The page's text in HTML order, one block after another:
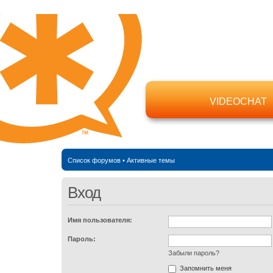
VIDEOCHAT
Список форумов• Активные темы
Вход
Имя пользователя:
Пароль:
Забыли пароль?
Запомнить меня